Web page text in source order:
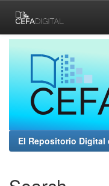
navigation
El Repositorio